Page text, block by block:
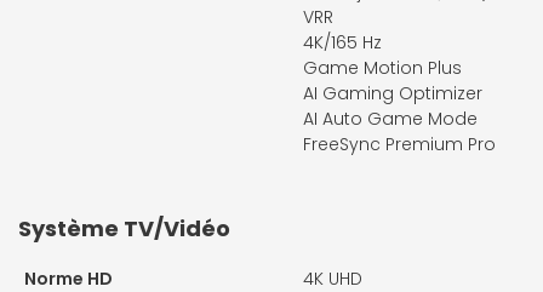
VRR
4K/165 Hz
Game Motion Plus
AI Gaming Optimizer
AI Auto Game Mode
FreeSync Premium Pro
Système TV/Vidéo
Norme HD
4K UHD